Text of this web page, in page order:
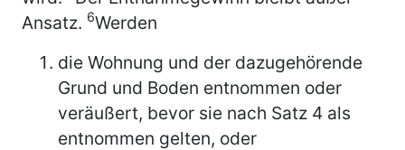
Ansatz. 6Werden
die Wohnung und der dazugehörende
Grund und Boden entnommen oder
veräußert, bevor sie nach Satz 4 als
entnommen gelten, oder